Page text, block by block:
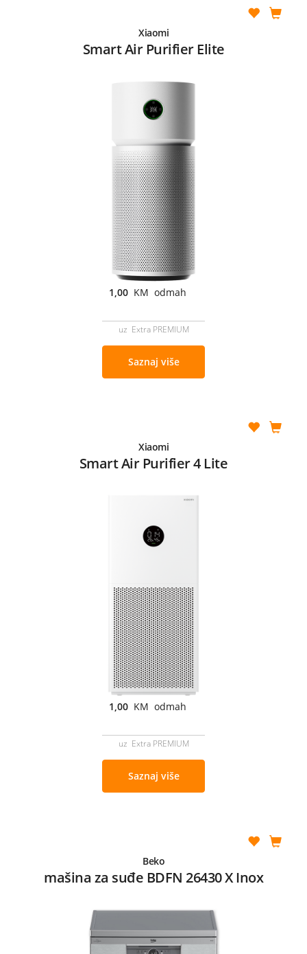
Xiaomi
Smart Air Purifier Elite
1,00 KM odmah
uz Extra PREMIUM
Saznaj više
Xiaomi
Smart Air Purifier 4 Lite
1,00 KM odmah
uz Extra PREMIUM
Saznaj više
Beko
mašina za suđe BDFN 26430 X Inox